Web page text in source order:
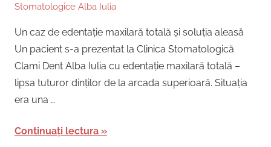
Stomatologice Alba Iulia
Un caz de edentație maxilară totală și soluția aleasă
Un pacient s-a prezentat la Clinica Stomatologică
Clami Dent Alba Iulia cu edentație maxilară totală –
lipsa tuturor dinților de la arcada superioară. Situația
era una …
Continuați lectura